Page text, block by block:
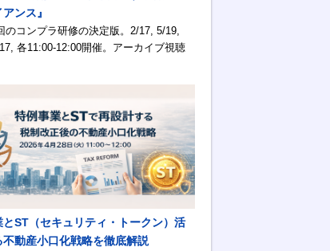
ンス』
のコンプラ研修の決定版。2/17, 5/19,
各11:00-12:00開催。アーカイブ視聴
とST（セキュリティ・トークン）活
不動産小口化戦略を徹底解説